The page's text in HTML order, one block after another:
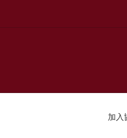
加入